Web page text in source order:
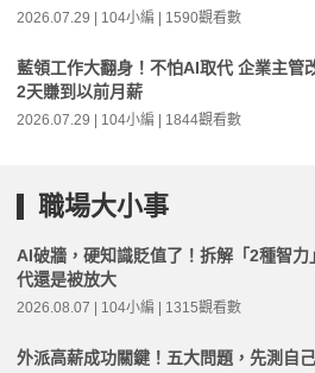
2026.07.29 | 104小編 | 1590觀看數
藍領工作大翻身！不怕AI取代 企業主管
2天賺到以前月薪
2026.07.29 | 104小編 | 1844觀看數
職場大小事
AI破牆，硬知識貶值了！拆解「2種智力
代還是被放大
2026.08.07 | 104小編 | 1315觀看數
外派高薪成功關鍵！五大問題，先測自